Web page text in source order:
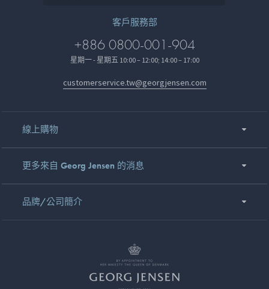
客戶服務部
+886 0800-001-904
星期一 - 星期五 10:00 – 12:00; 14:00 – 17:00
customerservice.tw@georgjensen.com
線上購物
更多來自 Georg Jensen 的消息
品牌/公司簡介